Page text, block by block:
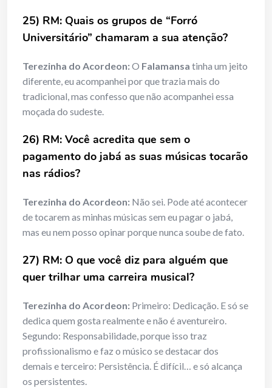
25) RM: Quais os grupos de “Forró
Universitário” chamaram a sua atenção?
Terezinha do Acordeon:O Falamansa tinha um jeito
diferente, eu acompanhei por que trazia mais do
tradicional, mas confesso que não acompanhei essa
moçada do sudeste.
26) RM: Você acredita que sem o
pagamento do jabá as suas músicas tocarão
nas rádios?
Terezinha do Acordeon: Não sei. Pode até acontecer
de tocarem as minhas músicas sem eu pagar o jabá,
mas eu nem posso opinar porque nunca soube de fato.
27) RM: O que você diz para alguém que
quer trilhar uma carreira musical?
Terezinha do Acordeon: Primeiro: Dedicação. E só se
dedica quem gosta realmente e não é aventureiro.
Segundo: Responsabilidade, porque isso traz
profissionalismo e faz o músico se destacar dos
demais e terceiro: Persistência. É difícil… e só alcança
os persistentes.